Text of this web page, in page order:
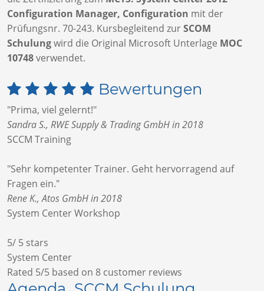
Configuration Manager, Configuration mit der
Prüfungsnr. 70-243. Kursbegleitend zurSCOM
Schulungwird die Original Microsoft Unterlage MOC
10748verwendet.
Bewertungen
"Prima, viel gelernt!"
Sandra S., RWE Supply & Trading GmbH in 2018
SCCM Training
"Sehr kompetenter Trainer. Geht hervorragend auf
Fragen ein."
Rene K., Atos GmbH in 2018
System Center Workshop
5/ 5 stars
System Center
Rated 5/5 based on 8 customer reviews